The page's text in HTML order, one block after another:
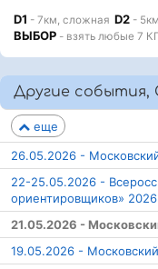
D1 - 7км, сложная D2 -
ВЫБОР - взять любые 7
Другие
еще
26.05.2026 -
22-25.05.2026 -
ориентировщиков» 2026
21.05.2026 -
19.05.2026 -